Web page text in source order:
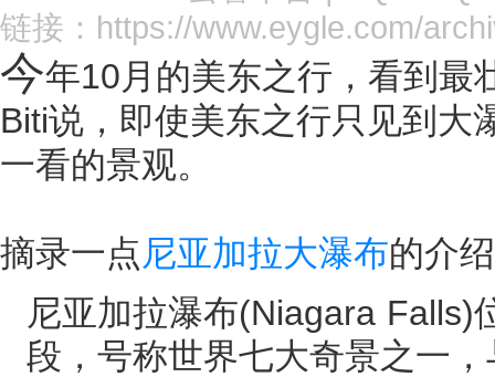
链接： https://www.eygle.com/
今年10月的美东之行，看到最
Biti说，即使美东之行只见到大
一看的景观。
摘录一点尼亚加拉大瀑布的介
尼亚加拉瀑布(Niagara Falls)
段，号称世界七大奇景之一